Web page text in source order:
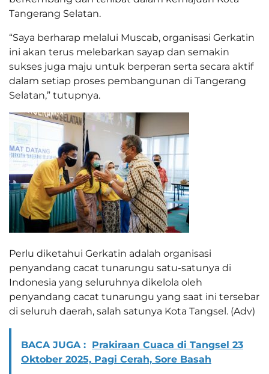
Tangerang Selatan.
“Saya berharap melalui Muscab, organisasi Gerkatin
ini akan terus melebarkan sayap dan semakin
sukses juga maju untuk berperan serta secara aktif
dalam setiap proses pembangunan di Tangerang
Selatan,” tutupnya.
Perlu diketahui Gerkatin adalah organisasi
penyandang cacat tunarungu satu-satunya di
Indonesia yang seluruhnya dikelola oleh
penyandang cacat tunarungu yang saat ini tersebar
di seluruh daerah, salah satunya Kota Tangsel. (Adv)
BACA JUGA : Prakiraan Cuaca di Tangsel 23
Oktober 2025, Pagi Cerah, Sore Basah